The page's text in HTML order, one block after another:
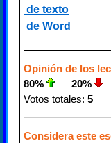
de texto
de Word
Opinión de los
80%
20%
Votos totales: 5
Considera este